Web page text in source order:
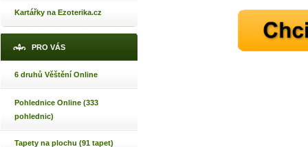
Kartářky na Ezoterika.cz
PRO VÁS
6 druhů Věštění Online
Pohlednice Online (333
pohlednic)
Tapety na plochu (91 tapet)